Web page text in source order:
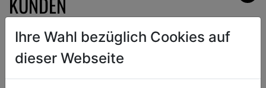
ZURÜCK
Ihre Wahl bezüglich Cookies auf
dieser Webseite